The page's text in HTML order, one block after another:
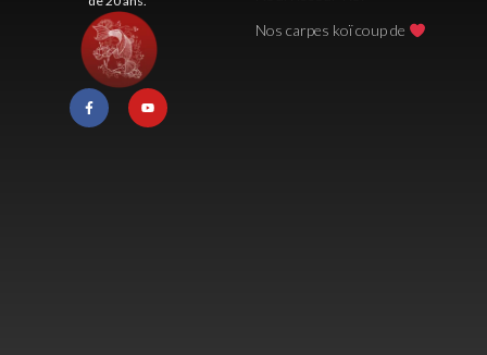
F
a
c
e
Y
o
t
Nos carpes koï coup de